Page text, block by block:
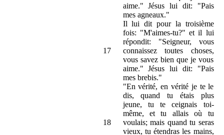
aime." Jésus lui dit: "Pais
mes agneaux."
17
Il lui dit pour la troisième
fois: "M'aimes-tu?" et il lui
répondit: "Seigneur, vous
connaissez toutes choses,
vous savez bien que je vous
aime." Jésus lui dit: "Pais
mes brebis."
18
"En vérité, en vérité je te le
dis, quand tu étais plus
jeune, tu te ceignais toi-
même, et tu allais où tu
voulais; mais quand tu seras
vieux, tu étendras les mains,